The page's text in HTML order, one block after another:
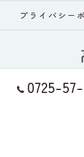
0725-
プライバシー
© 2026 大阪の